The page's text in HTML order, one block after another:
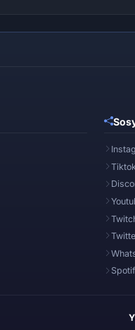
Tiktok